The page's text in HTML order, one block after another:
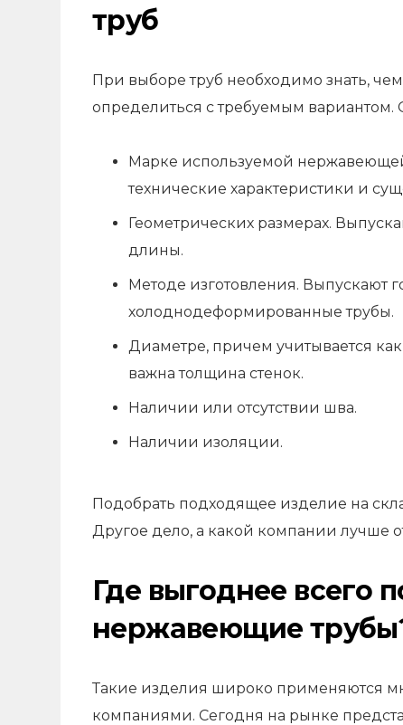
труб
При выборе труб необходимо знать,
определиться с требуемым вариантом.
Марке используемой
технические характеристики и
Геометрических размерах.
длины.
Методе изготовления. Выпускают
холоднодеформированные трубы.
Диаметре, причем учитывается
важна толщина стенок.
Наличии или отсутствии шва.
Наличии изоляции.
Подобрать подходящее изделие на
Другое дело, а какой компании лучше
Где выгоднее всего
нержавеющие
Такие изделия широко применяются
компаниями. Сегодня на рынке